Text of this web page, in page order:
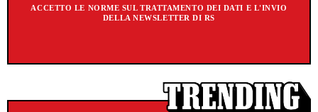
ACCETTO LE NORME SUL TRATTAMENTO DEI DATI E L'INVIO
DELLA NEWSLETTER DI RS